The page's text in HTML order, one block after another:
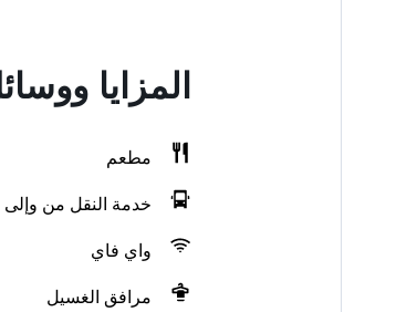
المزايا
مطعم
خدمة النقل من وإلى
واي فاي
مرافق الغسيل